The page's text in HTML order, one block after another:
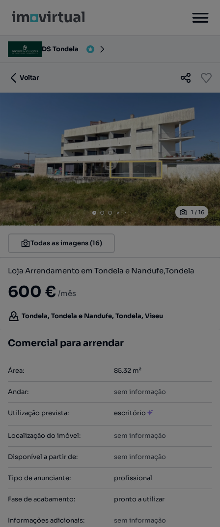
DS Tondela
Voltar
1 / 16
Todas as imagens (16)
Loja Arrendamento em Tondela e Nandufe,Tondela
600 € /mês
Tondela, Tondela e Nandufe, Tondela, Viseu
Comercial para arrendar
Área: 85.32 m²
Andar: sem informação
Utilização prevista: escritório
Localização do imóvel: sem informação
Disponível a partir de: sem informação
Tipo de anunciante: profissional
Fase de acabamento: pronto a utilizar
Informações adicionais: sem informação